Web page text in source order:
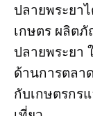
ปลายพระยา
เกษตร ผลิต
ปลายพระยา
ด้านการตลา
กับเกษตรกร